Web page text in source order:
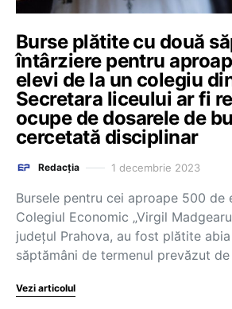
Burse plătite cu două
întârziere pentru
elevi de la un colegiu
Secretara liceului ar fi
ocupe de dosarele de
cercetată disciplinar
Redacția 1 decembrie 2023
Bursele pentru cei aproape 500 de
Colegiul Economic „Virgil
județul Prahova, au fost plătite
săptămâni de termenul prevăzut
Vezi articolul